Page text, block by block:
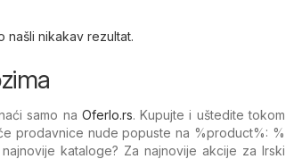
našli nikakav rezultat.
samo na Oferlo.rs. Kupujte i uštedite tokom
prodavnice nude popuste na %​product%: %​
kataloge? Za najnovije akcije za Irski